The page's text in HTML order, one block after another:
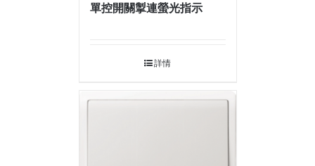
單控開關掣連螢光指示
詳情